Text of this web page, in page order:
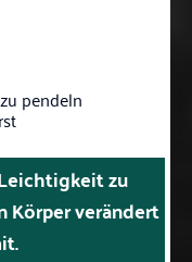
pendeln
zu
Körper verändert